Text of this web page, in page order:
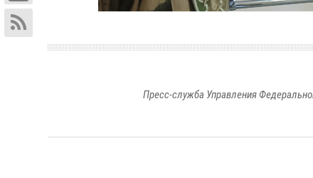
Пресс-служба Управления